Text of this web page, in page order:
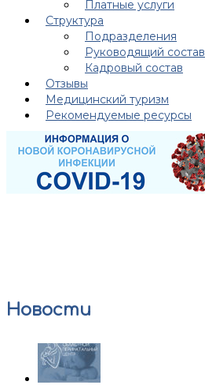
Платные услуги
Структура
Подразделения
Руководящий состав
Кадровый состав
Отзывы
Медицинский туризм
Рекомендуемые ресурсы
Новости